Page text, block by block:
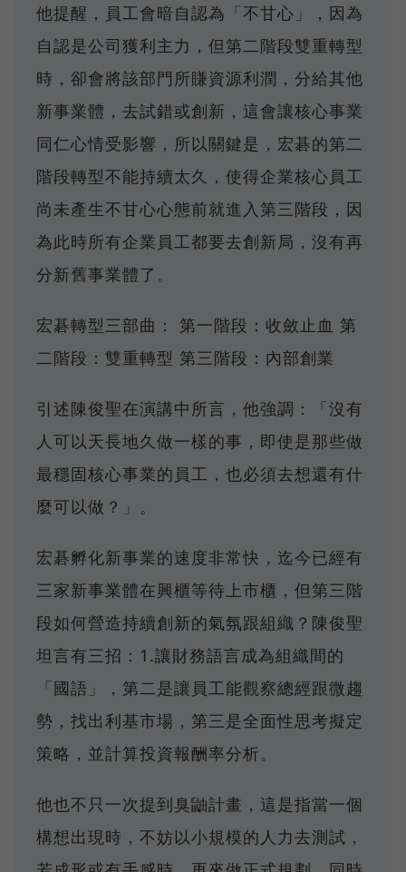
他提醒，員工會暗自認為「不甘心」，因為
自認是公司獲利主力，但第二階段雙重轉型
時，卻會將該部門所賺資源利潤，分給其他
新事業體，去試錯或創新，這會讓核心事業
同仁心情受影響，所以關鍵是，宏碁的第二
階段轉型不能持續太久，使得企業核心員工
尚未產生不甘心心態前就進入第三階段，因
為此時所有企業員工都要去創新局，沒有再
分新舊事業體了。
宏碁轉型三部曲： 第一階段：收斂止血 第
二階段：雙重轉型 第三階段：內部創業
引述陳俊聖在演講中所言，他強調：「沒有
人可以天長地久做一樣的事，即使是那些做
最穩固核心事業的員工，也必須去想還有什
麼可以做？」。
宏碁孵化新事業的速度非常快，迄今已經有
三家新事業體在興櫃等待上市櫃，但第三階
段如何營造持續創新的氣氛跟組織？陳俊聖
坦言有三招：1.讓財務語言成為組織間的
「國語」，第二是讓員工能觀察總經跟微趨
勢，找出利基市場，第三是全面性思考擬定
策略，並計算投資報酬率分析。
他也不只一次提到臭鼬計畫，這是指當一個
構想出現時，不妨以小規模的人力去測試，